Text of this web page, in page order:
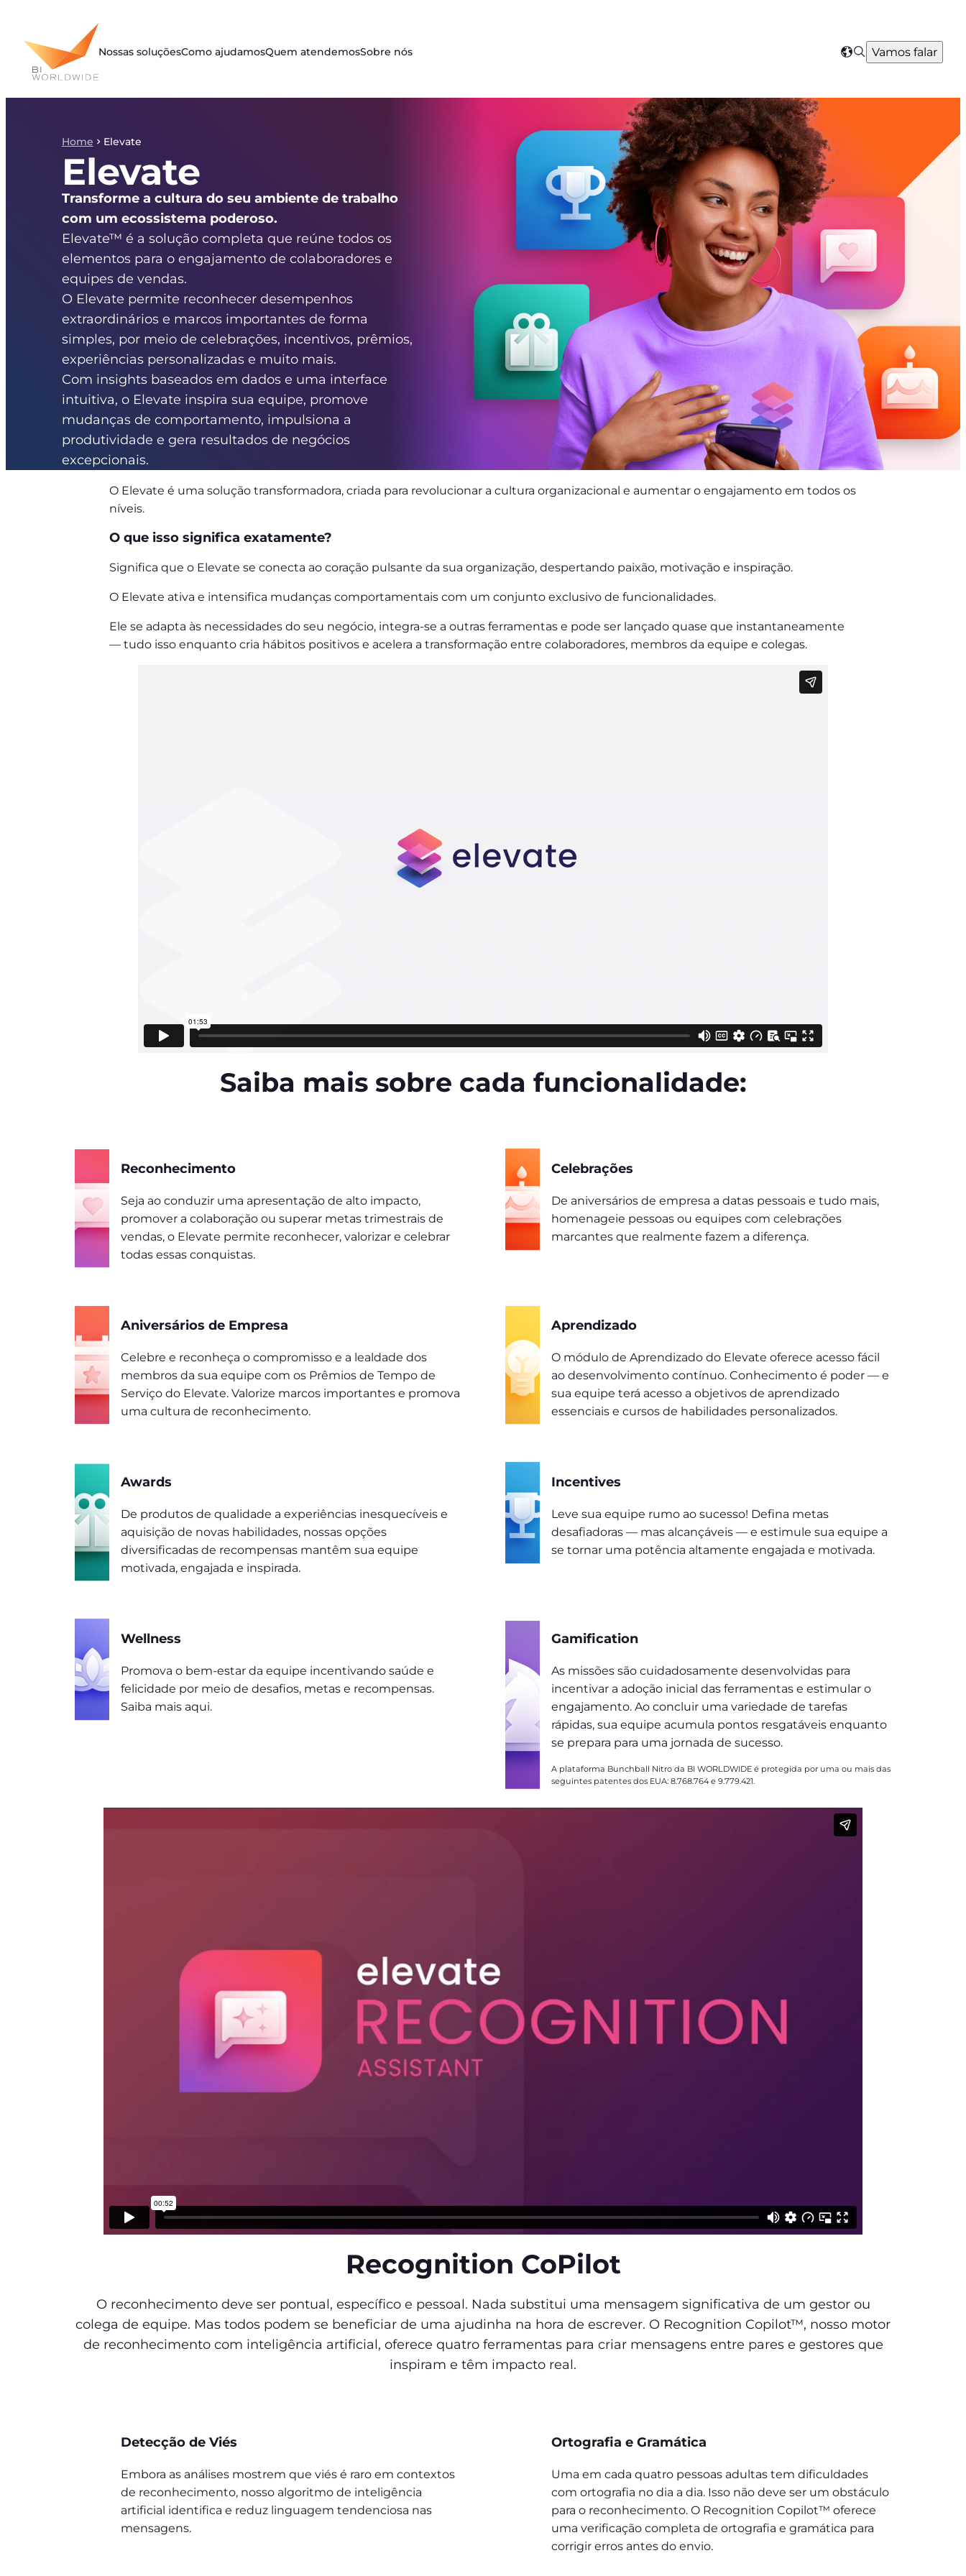
conteúdo
Nossas soluçõesComo ajudamosQuem atendemosSobre nós
Select
region
SearchVamos falar
Home Elevate
Elevate
Transforme a cultura do seu ambiente de trabalho
com um ecossistema poderoso.
Elevate™ é a solução completa que reúne todos os
elementos para o engajamento de colaboradores e
equipes de vendas.
O Elevate permite reconhecer desempenhos
extraordinários e marcos importantes de forma
simples, por meio de celebrações, incentivos, prêmios,
experiências personalizadas e muito mais.
Com insights baseados em dados e uma interface
intuitiva, o Elevate inspira sua equipe, promove
mudanças de comportamento, impulsiona a
produtividade e gera resultados de negócios
excepcionais.
O Elevate é uma solução transformadora, criada para revolucionar a cultura organizacional e aumentar o engajamento em todos os
níveis.
O que isso significa exatamente?
Significa que o Elevate se conecta ao coração pulsante da sua organização, despertando paixão, motivação e inspiração.
O Elevate ativa e intensifica mudanças comportamentais com um conjunto exclusivo de funcionalidades.
Ele se adapta às necessidades do seu negócio, integra-se a outras ferramentas e pode ser lançado quase que instantaneamente
— tudo isso enquanto cria hábitos positivos e acelera a transformação entre colaboradores, membros da equipe e colegas.
Saiba mais sobre cada funcionalidade:
Reconhecimento
Seja ao conduzir uma apresentação de alto impacto,
promover a colaboração ou superar metas trimestrais de
vendas, o Elevate permite reconhecer, valorizar e celebrar
todas essas conquistas.
Celebrações
De aniversários de empresa a datas pessoais e tudo mais,
homenageie pessoas ou equipes com celebrações
marcantes que realmente fazem a diferença.
Aniversários de Empresa
Celebre e reconheça o compromisso e a lealdade dos
membros da sua equipe com os Prêmios de Tempo de
Serviço do Elevate. Valorize marcos importantes e promova
uma cultura de reconhecimento.
Aprendizado
O módulo de Aprendizado do Elevate oferece acesso fácil
ao desenvolvimento contínuo. Conhecimento é poder — e
sua equipe terá acesso a objetivos de aprendizado
essenciais e cursos de habilidades personalizados.
Awards
De produtos de qualidade a experiências inesquecíveis e
aquisição de novas habilidades, nossas opções
diversificadas de recompensas mantêm sua equipe
motivada, engajada e inspirada.
Incentives
Leve sua equipe rumo ao sucesso! Defina metas
desafiadoras — mas alcançáveis — e estimule sua equipe a
se tornar uma potência altamente engajada e motivada.
Wellness
Promova o bem-estar da equipe incentivando saúde e
felicidade por meio de desafios, metas e recompensas.
Saiba mais aqui.
Gamification
As missões são cuidadosamente desenvolvidas para
incentivar a adoção inicial das ferramentas e estimular o
engajamento. Ao concluir uma variedade de tarefas
rápidas, sua equipe acumula pontos resgatáveis enquanto
se prepara para uma jornada de sucesso.
A plataforma Bunchball Nitro da BI WORLDWIDE é protegida por uma ou mais das
seguintes patentes dos EUA: 8.768.764 e 9.779.421.
Recognition CoPilot
O reconhecimento deve ser pontual, específico e pessoal. Nada substitui uma mensagem significativa de um gestor ou
colega de equipe. Mas todos podem se beneficiar de uma ajudinha na hora de escrever. O Recognition Copilot™, nosso motor
de reconhecimento com inteligência artificial, oferece quatro ferramentas para criar mensagens entre pares e gestores que
inspiram e têm impacto real.
Detecção de Viés
Embora as análises mostrem que viés é raro em contextos
de reconhecimento, nosso algoritmo de inteligência
artificial identifica e reduz linguagem tendenciosa nas
mensagens.
Ortografia e Gramática
Uma em cada quatro pessoas adultas tem dificuldades
com ortografia no dia a dia. Isso não deve ser um obstáculo
para o reconhecimento. O Recognition Copilot™ oferece
uma verificação completa de ortografia e gramática para
corrigir erros antes do envio.